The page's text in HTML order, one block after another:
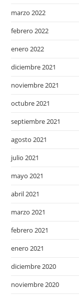
marzo 2022
febrero 2022
enero 2022
diciembre 2021
noviembre 2021
octubre 2021
septiembre 2021
agosto 2021
julio 2021
mayo 2021
abril 2021
marzo 2021
febrero 2021
enero 2021
diciembre 2020
noviembre 2020